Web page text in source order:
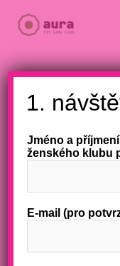
1.
Jméno a
ženského klubu
E-mail (pro